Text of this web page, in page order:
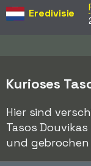
Eredivisie
Kurioses
Hier sind
Tasos
und gebrochen